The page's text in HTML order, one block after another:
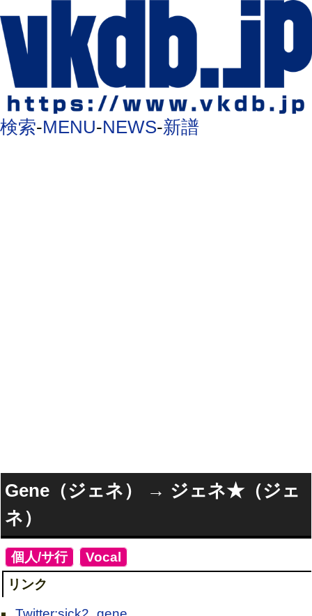
検索-MENU-NEWS-新譜
Gene（ジェネ） → ジェネ★（ジェ
ネ）
個人/サ行] Vocal
リンク